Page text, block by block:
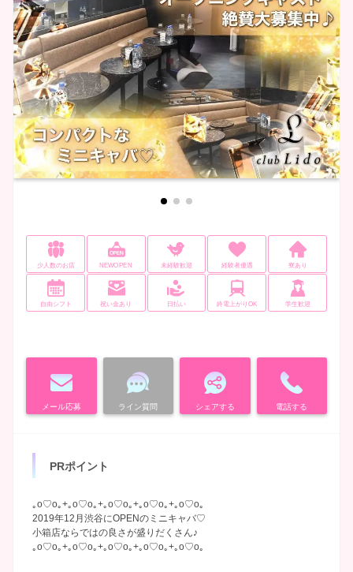
少人数のお店 NEWOPEN 未経験歓迎 経験者優遇 寮あり
自由シフト 祝い金あり 日払い 終電上がりOK 学生歓迎
メール応募 ライン質問 シェアする 電話する
PRポイント
｡o♡o｡+｡o♡o｡+｡o♡o｡+｡o♡o｡+｡o♡o｡
2019年12月渋谷にOPENのミニキャバ♡
小箱店ならではの良さが盛りだくさん♪
｡o♡o｡+｡o♡o｡+｡o♡o｡+｡o♡o｡+｡o♡o｡